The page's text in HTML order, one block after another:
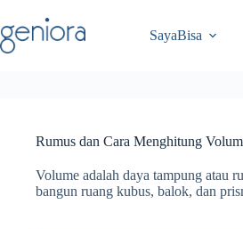
to
content
SayaBisa
Rumus dan Cara Menghitung
Volume adalah daya tampung atau
bangun ruang kubus, balok, dan